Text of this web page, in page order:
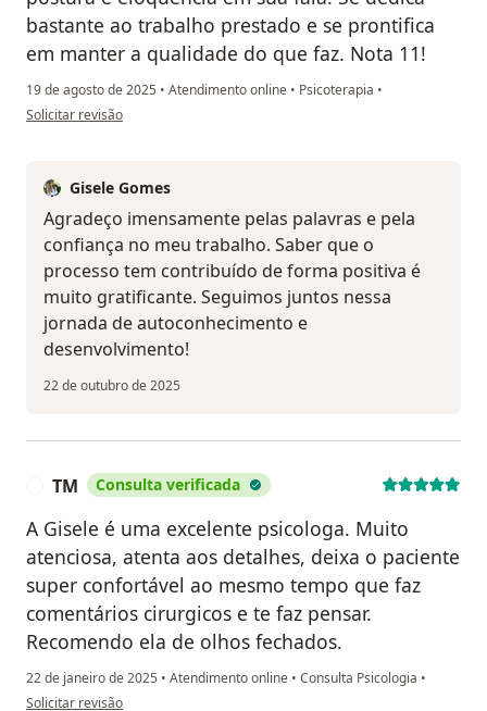
bastante ao trabalho prestado e se prontifica
em manter a qualidade do que faz. Nota 11!
19 de agosto de 2025 • Atendimento online • Psicoterapia •
na opinião do utilizador 007
Solicitar revisão
Gisele Gomes
Agradeço imensamente pelas palavras e pela
confiança no meu trabalho. Saber que o
processo tem contribuído de forma positiva é
muito gratificante. Seguimos juntos nessa
jornada de autoconhecimento e
desenvolvimento!
22 de outubro de 2025
TM Consulta verificada
A Gisele é uma excelente psicologa. Muito
atenciosa, atenta aos detalhes, deixa o paciente
super confortável ao mesmo tempo que faz
comentários cirurgicos e te faz pensar.
Recomendo ela de olhos fechados.
22 de janeiro de 2025 • Atendimento online • Consulta Psicologia •
na opinião do utilizador TM
Solicitar revisão